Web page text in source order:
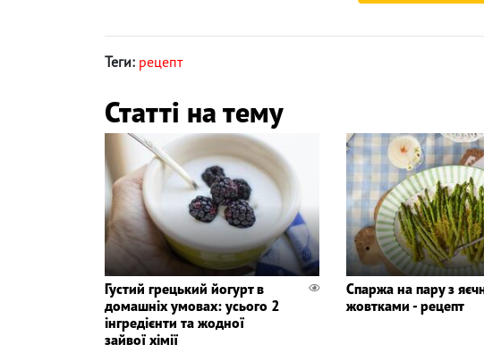
Теги: рецепт
Статті на тему
Густий грецький йогурт в
домашніх умовах: усього 2
інгредієнти та жодної
зайвої хімії
Спаржа на пару з
жовтками - рецепт